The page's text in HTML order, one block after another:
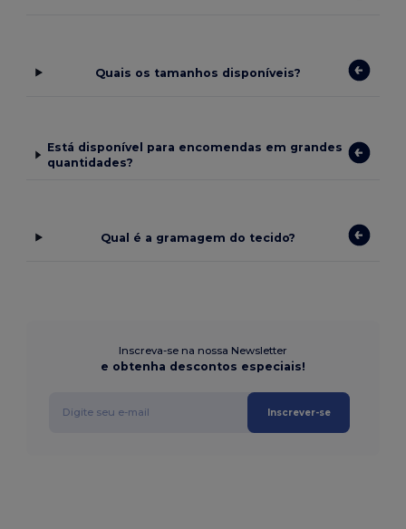
Quais os tamanhos disponíveis?
Está disponível para encomendas em grandes
quantidades?
Qual é a gramagem do tecido?
Inscreva-se na nossa Newsletter
e obtenha descontos especiais!
Inscrever-se